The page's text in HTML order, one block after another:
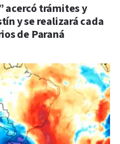
acercó trámites y
y se realizará cada
de Paraná